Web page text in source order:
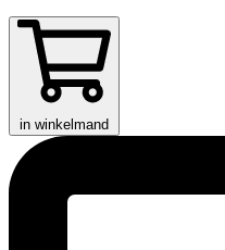
in winkelmand